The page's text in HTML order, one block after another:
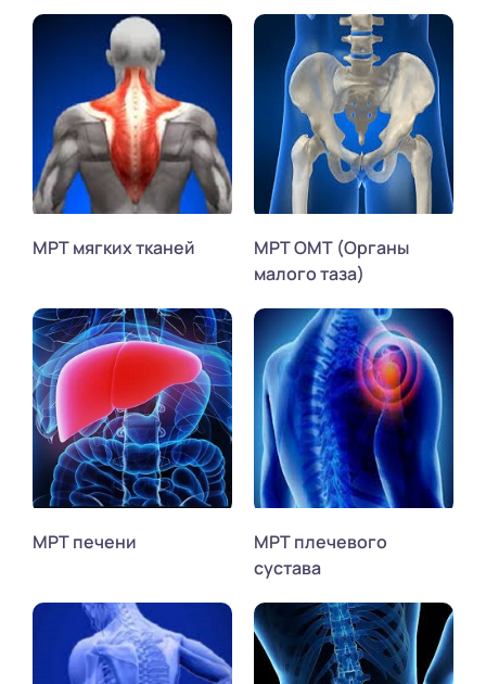
МРТ мягких тканей
МРТ ОМТ (Органы
малого таза)
МРТ печени
МРТ плечевого
сустава